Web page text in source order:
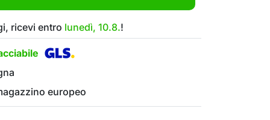
ricevi entro lunedì, 10.8.!
europeo